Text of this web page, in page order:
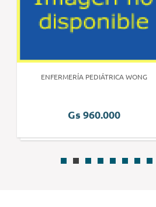
ENFERMERÍA PEDIÁTRICA WONG
Gs 960.000